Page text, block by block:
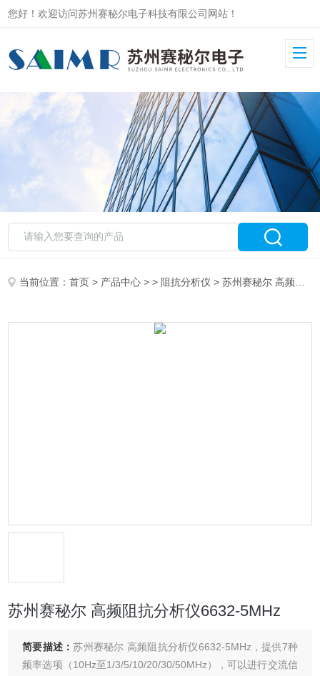
您好！欢迎访问苏州赛秘尔电子科技有限公司网站！
当前位置：首页 > 产品中心 > > 阻抗分析仪 > 苏州赛秘尔 高频阻抗分析仪6632-5MHz
苏州赛秘尔 高频阻抗分析仪6632-5MHz
简要描述：苏州赛秘尔 高频阻抗分析仪6632-5MHz，提供7种
频率选项（10Hz至1/3/5/10/20/30/50MHz），可以进行交流信